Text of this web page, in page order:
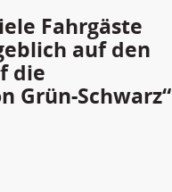
Fahrgäste
auf den
die
Grün-Schwarz“